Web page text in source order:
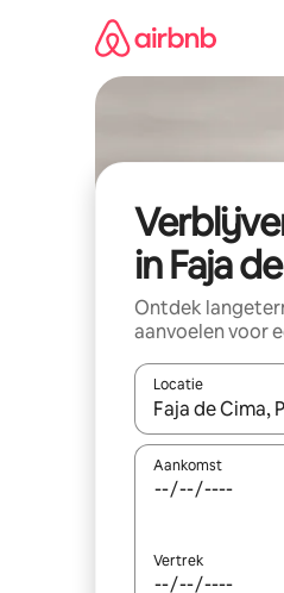
in Faja
Ontdek
aanvoelen voor
Locatie
Wanneer er
Aankomst
Vertrek